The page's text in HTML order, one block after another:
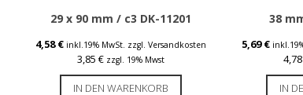
29 x 90 mm / c3 DK-11201
4,58€ inkl.19% MwSt. zzgl. Versandkosten
3,85 € zzgl. 19% Mwst
IN DEN WARENKORB
38
5,69€
4,78
IN